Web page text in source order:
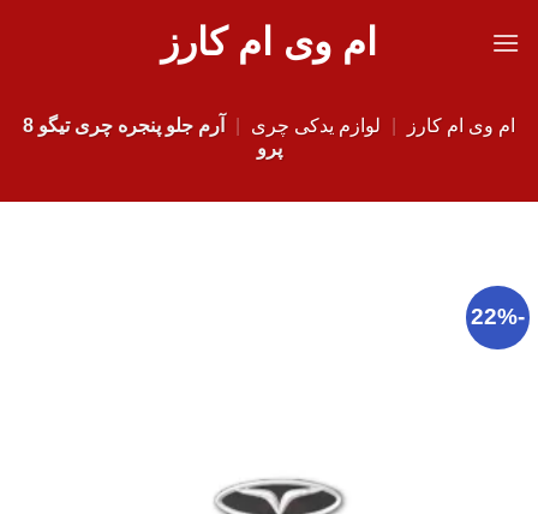
ام وی ام کارز
ام وی ام کارز لوازم یدکی چری
آرم جلو پنجره چری تیگو 8
پرو
-22%